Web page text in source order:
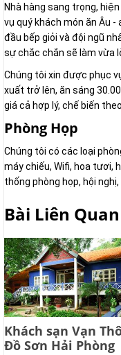
Nhà hàng sang trọng,
vụ quý khách món ăn Âu -
đầu bếp giỏi và đội ngũ
sự chắc chắn sẽ làm vừa
Chúng tôi xin được phục
xuất trở lên, ăn sáng
giá cả hợp lý, chế biến
Phòng Họp
Chúng tôi có các loại
máy chiếu, Wifi, hoa tươi,
thống phòng họp, hội
Bài Liên Quan
Khách sạn Vạn
Đồ Sơn Hải Phòng